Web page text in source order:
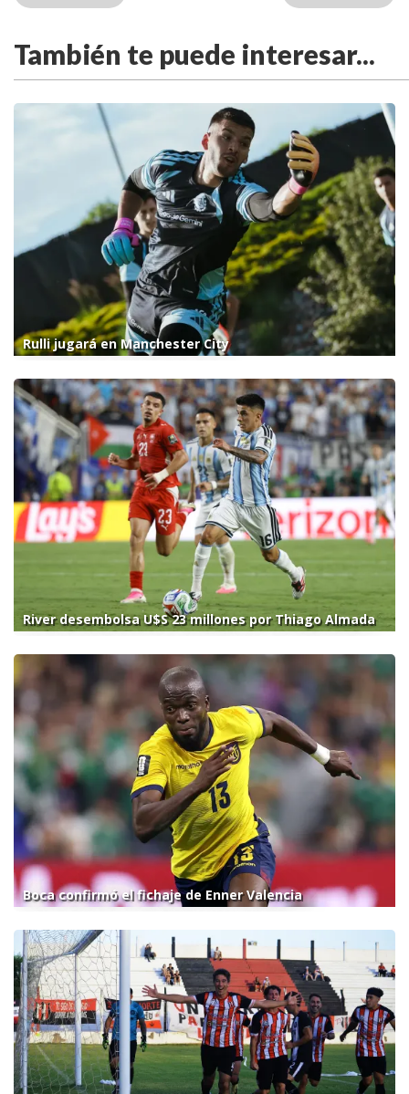
También te puede interesar...
Rulli jugará en Manchester City
River desembolsa U$S 23 millones por Thiago Almada
Boca confirmó el fichaje de Enner Valencia